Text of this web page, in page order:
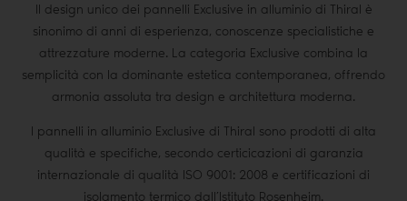
Il design unico dei pannelli Exclusive in alluminio di Thiral è
sinonimo di anni di esperienza, conoscenze specialistiche e
attrezzature moderne. La categoria Exclusive combina la
semplicità con la dominante estetica contemporanea, offrendo
armonia assoluta tra design e architettura moderna.
I pannelli in alluminio Exclusive di Thiral sono prodotti di alta
qualità e specifiche, secondo certicicazioni di garanzia
internazionale di qualità ISO 9001: 2008 e certificazioni di
isolamento termico dall’Istituto Rosenheim.